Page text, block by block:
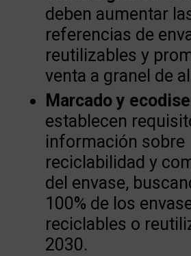
deben aumentar
referencias de
reutilizables y
venta a granel de
Marcado y
establecen
información sobre
reciclabilidad y
del envase,
100% de los
reciclables o
2030.